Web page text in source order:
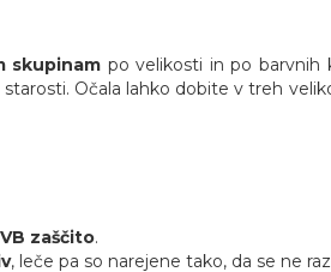
skupinam po velikosti in po barvnih
Očala lahko dobite v treh
zaščito.
, leče pa so narejene tako, da se ne